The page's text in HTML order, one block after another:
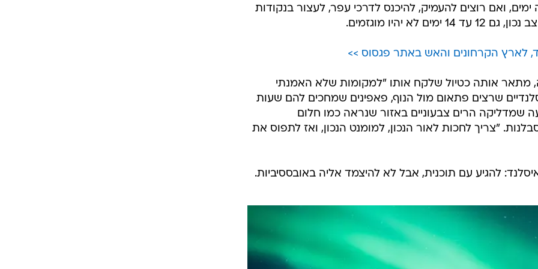
ואם רוצים להעמיק, להיכנס לדרכי עפר, לעצור בנקודות
יהיו מוגזמים.
לארץ הקרחונים והאש באתר פגסוס >>
מתאר אותה כטיול שלקח אותו "למקומות שלא האמנתי
שרצים פתאום מול הנוף, פאפינים שמחכים להם שעות
שמדליקה הרים צבעוניים באזור שנראה כמו חלום
"צריך לחכות לאור הנכון, למומנט הנכון, ואז לתפוס את
להגיע עם תוכנית, אבל לא להיצמד אליה באובססיביות.